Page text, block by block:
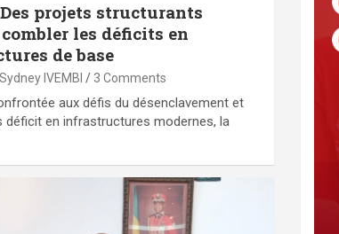
projets structurants
les déficits en
de base
Sydney IVEMBI 3 Comments
aux défis du désenclavement et
déficit en infrastructures modernes, la